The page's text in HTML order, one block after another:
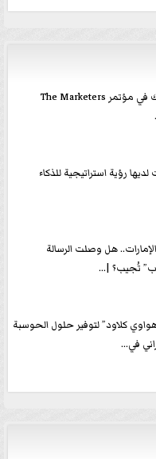
د. داليا أبو المجد تشارك في مؤتمر The Marketers
لديها رؤية استراتيجية للذكاء
هل وصلت الرسالة
تُجيب؟ |...
كلاود” لتوفير حلول الحوسبة
في...